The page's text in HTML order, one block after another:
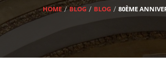
HOME BLOG BLOG 80ÈME